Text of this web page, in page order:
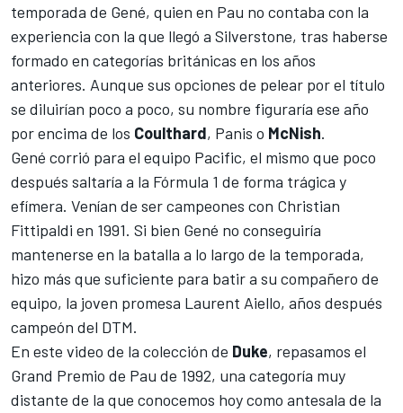
temporada de Gené, quien en Pau no contaba con la
experiencia con la que llegó a Silverstone, tras haberse
formado en categorías británicas en los años
anteriores. Aunque sus opciones de pelear por el título
se diluirían poco a poco, su nombre figuraría ese año
por encima de los Coulthard, Panis o McNish.
Gené corrió para el equipo Pacific, el mismo que poco
después saltaría a la Fórmula 1 de forma trágica y
efímera. Venían de ser campeones con Christian
Fittipaldi en 1991. Si bien Gené no conseguiría
mantenerse en la batalla a lo largo de la temporada,
hizo más que suficiente para batir a su compañero de
equipo, la joven promesa Laurent Aiello, años después
campeón del DTM.
En este video de la colección de Duke, repasamos el
Grand Premio de Pau de 1992, una categoría muy
distante de la que conocemos hoy como antesala de la